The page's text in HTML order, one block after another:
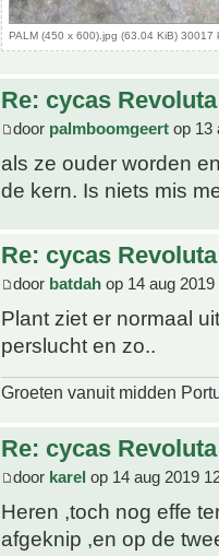
PALM (450 x 600).jpg (63.04 KiB) 30017
Re: cycas Revoluta
door palmboomgeert op 13
als ze ouder worden
de kern. Is niets mis
Re: cycas Revoluta
door batdah op 14 aug 2019
Plant ziet er normaal
perslucht en zo..
Groeten vanuit midden
Re: cycas Revoluta
door karel op 14 aug 2019
Heren ,toch nog effe
afgeknip ,en op de